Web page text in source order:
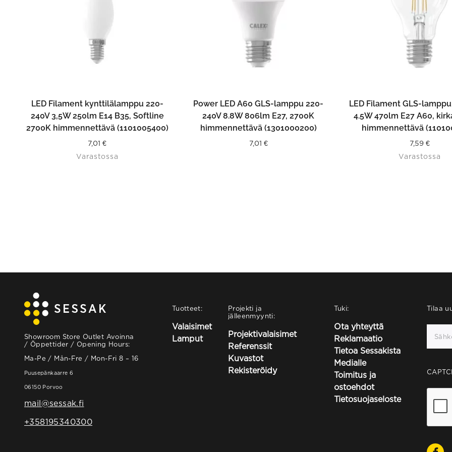
LISÄÄ OSTOSKORIIN
LED Filament kynttilälamppu 220-
240V 3,5W 250lm E14 B35, Softline
2700K himmennettävä (1101005400)
7,01€
Varastossa
LISÄÄ OSTOSKORIIN
Power LED A60 GLS-lamppu 220-
240V 8.8W 806lm E27, 2700K
himmennettävä (1301000200)
7,01 €
LISÄÄ
LED Filament GLS-
4.5W 470lm E27 A60,
himmennettävä
7,59 €
Varastossa
Showroom Store Outlet Avoinna
/ Öppettider / Opening Hours:
Ma-Pe / Mån-Fre / Mon-Fri 8 – 16
Puusepänkaarre 6
06150 Porvoo
mail@sessak.fi
+358195340300
Tuotteet:
Valaisimet
Lamput
Projekti ja
jälleenmyynti:
Projektivalaisimet
Referenssit
Kuvastot
Rekisteröidy
Tuki:
Ota yhteyttä
Reklamaatio
Tietoa Sessakista
Medialle
Toimitus ja
ostoehdot
Tietosuojaseloste
Tilaa